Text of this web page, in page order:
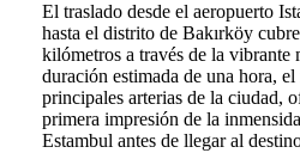
El traslado desde el aeropuerto
hasta el distrito de Bakırköy
kilómetros a través de la vibrante
duración estimada de una hora,
principales arterias de la ciudad,
primera impresión de la
Estambul antes de llegar al